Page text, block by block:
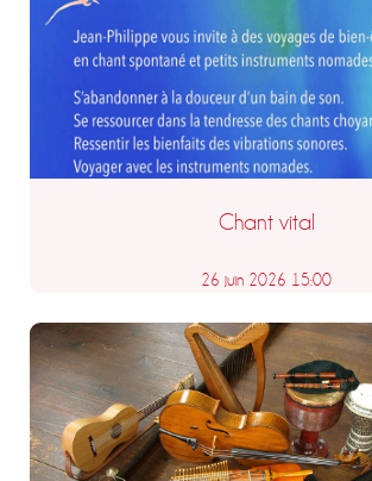
Chant vital
26 juin 2026 15:00